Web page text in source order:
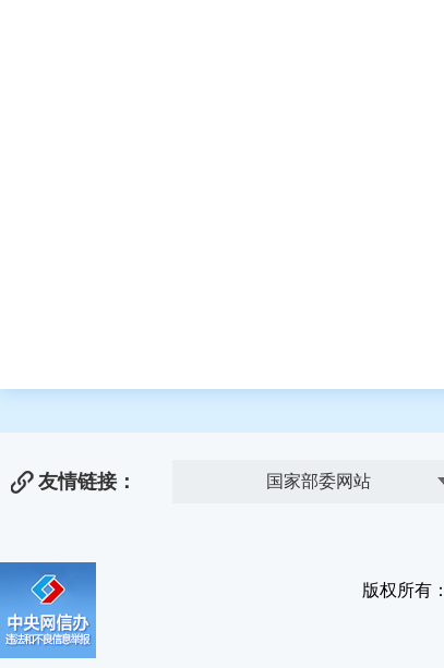
友情链接： 国家部委网站
版权所有